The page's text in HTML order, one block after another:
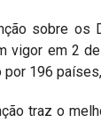
sobre os
vigor em 2
por 196
traz o